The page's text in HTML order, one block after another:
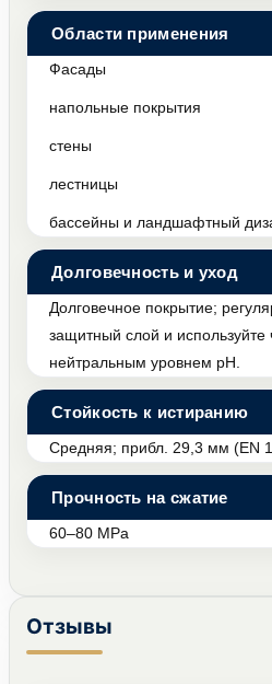
Области применения
Фасады
напольные покрытия
стены
лестницы
бассейны и ландшафтный
Долговечность и уход
Долговечное покрытие;
защитный слой и используйте
нейтральным уровнем pH.
Стойкость к истиранию
Средняя; прибл. 29,3 мм (EN
Прочность на сжатие
60–80 MPa
Отзывы